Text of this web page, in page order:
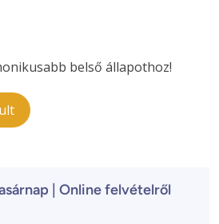
belső állapothoz!
| Online felvételről